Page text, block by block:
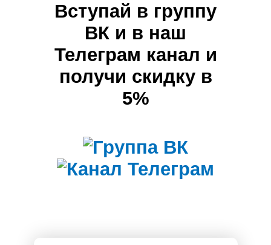
Вступай в группу
ВК и в наш
Телеграм канал и
получи скидку в
5%